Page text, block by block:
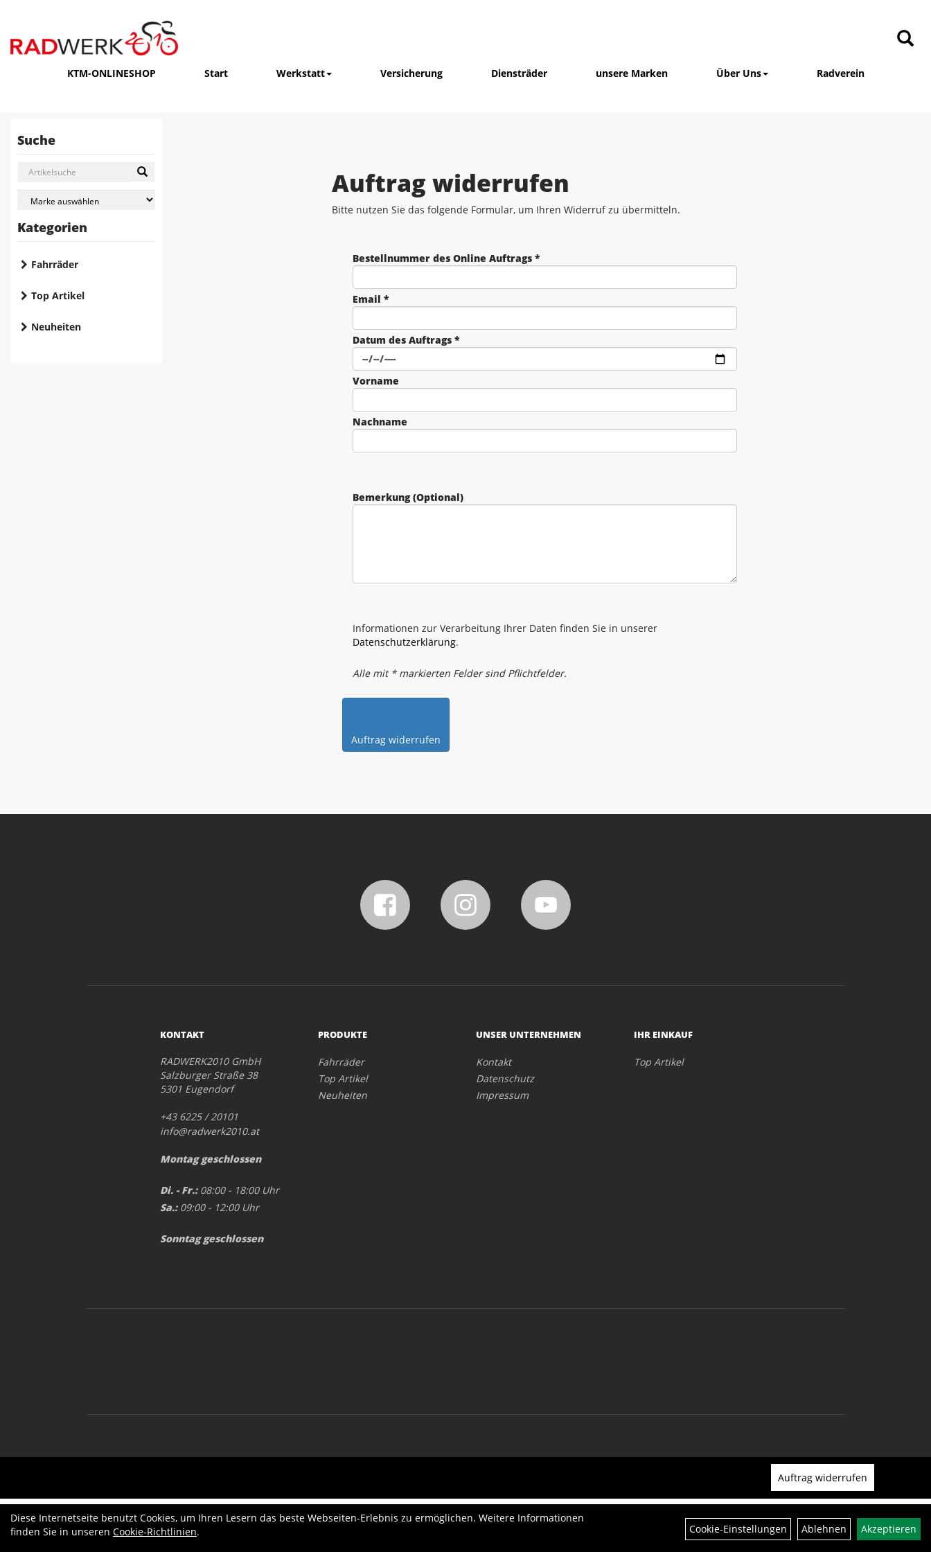
KTM-ONLINESHOP Start Werkstatt Versicherung Diensträder unsere Marken Über Uns Radverein
Suche
Kategorien
Fahrräder
Top Artikel
Neuheiten
Auftrag widerrufen
Bitte nutzen Sie das folgende Formular, um Ihren Widerruf zu übermitteln.
Bestellnummer des Online Auftrags *
Email *
Datum des Auftrags *
Vorname
Nachname
Bemerkung (Optional)
Informationen zur Verarbeitung Ihrer Daten finden Sie in unserer
Datenschutzerklärung.
Alle mit * markierten Felder sind Pflichtfelder.
KONTAKT
RADWERK2010 GmbH
Salzburger Straße 38
5301 Eugendorf
+43 6225 / 20101
info@radwerk2010.at
Montag geschlossen
Di. - Fr.:08:00 - 18:00 Uhr
Sa.:09:00 - 12:00 Uhr
Sonntag geschlossen
PRODUKTE
Fahrräder
Top Artikel
Neuheiten
UNSER UNTERNEHMEN
Kontakt
Datenschutz
Impressum
IHR EINKAUF
Top Artikel
Diese Internetseite benutzt Cookies, um Ihren Lesern das beste Webseiten-Erlebnis zu ermöglichen. Weitere Informationen
finden Sie in unseren Cookie-Richtlinien. Cookie-Einstellungen Ablehnen Akzeptieren
Auftrag widerrufen